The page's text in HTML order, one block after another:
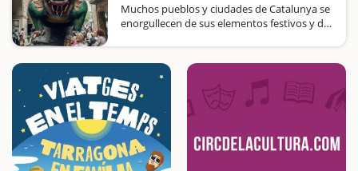
Muchos pueblos y ciudades de Catalunya se
enorgullecen de sus elementos festivos y de
visitar la Casa de los Gigantes, donde
entraremos en el universo festivo de…